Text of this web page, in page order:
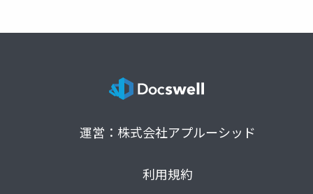
運営：株式会社アプルーシッド
利用規約